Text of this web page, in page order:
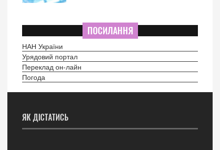
ПОСИЛАННЯ
НАН України
Урядовий портал
Переклад он-лайн
Погода
ЯК ДІСТАТИСЬ